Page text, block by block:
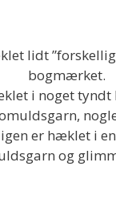
lidt
bogmærket.
i noget
er hæklet i
og